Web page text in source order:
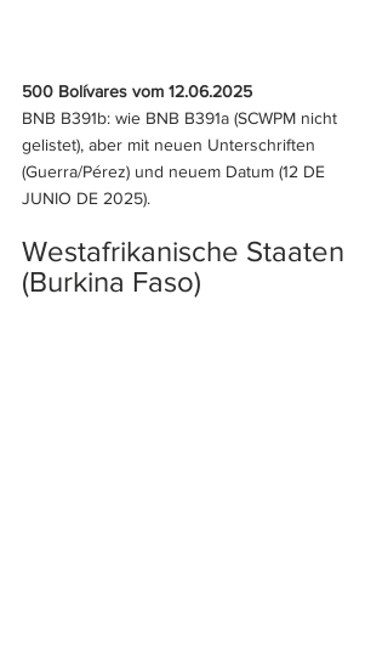
500 Bolívares vom 12.06.2025
BNB B391b: wie BNB B391a (SCWPM nicht
gelistet), aber mit neuen Unterschriften
(Guerra/Pérez) und neuem Datum (12 DE
JUNIO DE 2025).
Westafrikanische Staaten
(Burkina Faso)